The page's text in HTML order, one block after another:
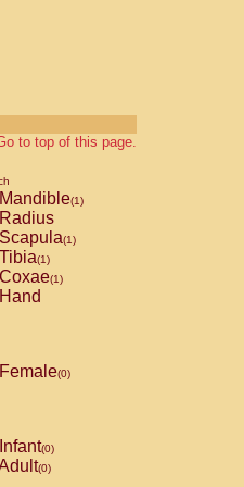
to top of this page.
Mandible(1)
Radius
Scapula(1)
Tibia(1)
Coxae(1)
Hand
Female(0)
Infant(0)
(0)